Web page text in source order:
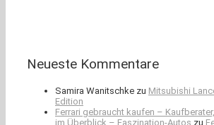
Neueste Kommentare
Samira Wanitschke zu Mitsubishi
Edition
Ferrari gebraucht kaufen –
im Überblick – Faszination-Autos zu